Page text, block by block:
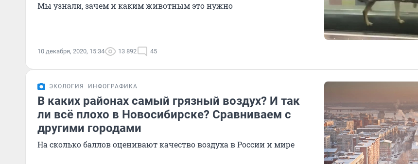
Мы узнали, зачем и каким животным это нужно
10 декабря, 2020, 15:34 13 892 45
ЭКОЛОГИЯ ИНФОГРАФИКА
В каких районах самый грязный воздух? И так
ли всё плохо в Новосибирске? Сравниваем с
другими городами
На сколько баллов оценивают качество воздуха в России и мире